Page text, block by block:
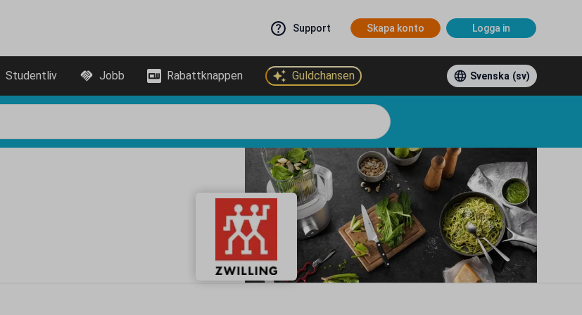
Support Skapa konto Logga in
Studentliv Jobb Rabattknappen Guldchansen Svenska (sv)